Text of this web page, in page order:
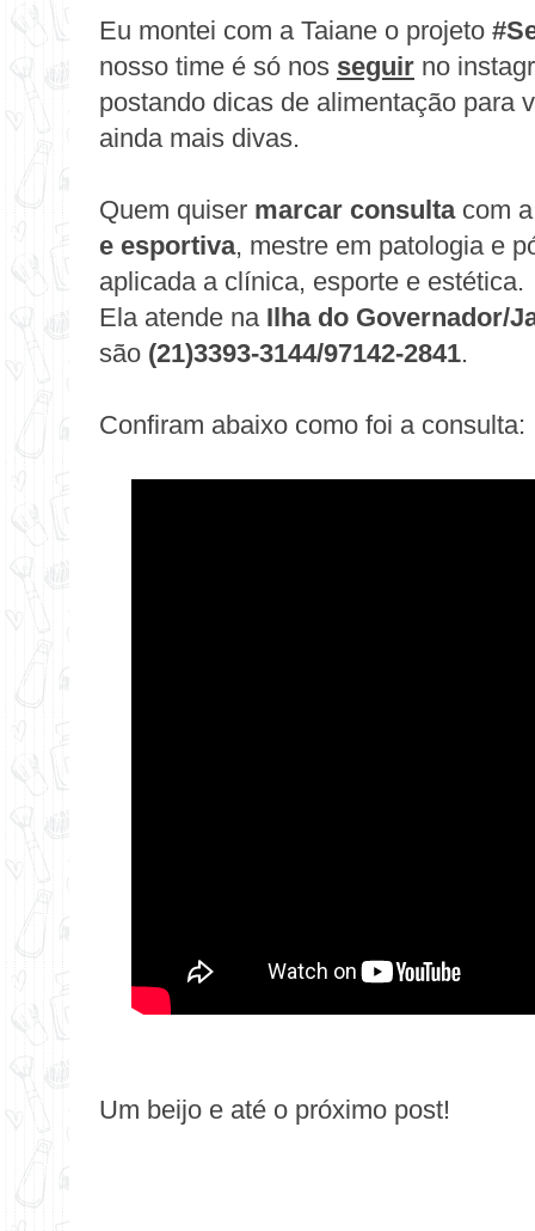
Eu montei com a Taiane o projeto
nosso time é só nos seguir no
postando dicas de alimentação para
ainda mais divas.
Quem quiser marcar consultacom
e esportiva, mestre em patologia e
aplicada a clínica, esporte e estética.
Ela atende na Ilha do Governador/
são (21)3393-3144/97142-2841.
Confiram abaixo como foi a consulta:
Um beijo e até o próximo post!